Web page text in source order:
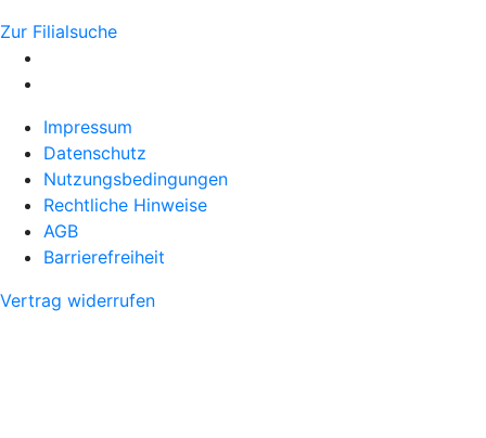
Zur Filialsuche
Impressum
Datenschutz
Nutzungsbedingungen
Rechtliche Hinweise
AGB
Barrierefreiheit
Vertrag widerrufen